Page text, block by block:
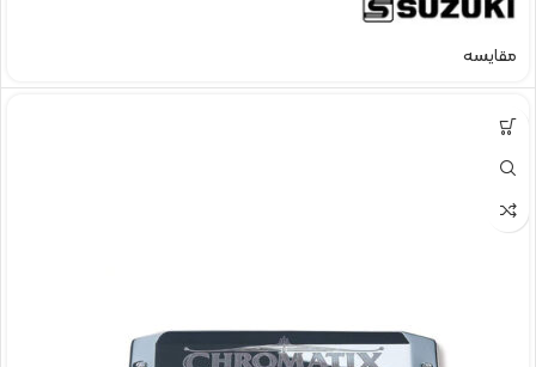
مقایسه